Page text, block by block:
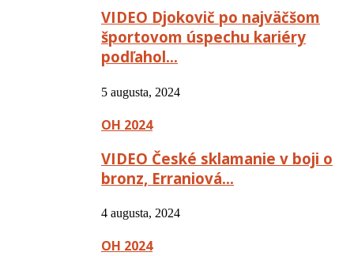
VIDEO Djokovič po najväčšom
športovom úspechu kariéry
podľahol…
5 augusta, 2024
OH 2024
VIDEO České sklamanie v boji o
bronz, Erraniová…
4 augusta, 2024
OH 2024